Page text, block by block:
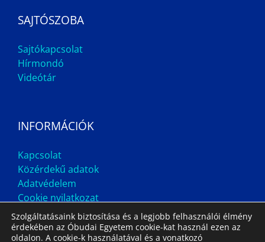
SAJTÓSZOBA
Sajtókapcsolat
Hírmondó
Videótár
INFORMÁCIÓK
Kapcsolat
Közérdekű adatok
Adatvédelem
Cookie nyilatkozat
Szolgáltatásaink biztosítása és a legjobb felhasználói élmény
érdekében az Óbudai Egyetem cookie-kat használ ezen az
oldalon. A cookie-k használatával és a vonatkozó